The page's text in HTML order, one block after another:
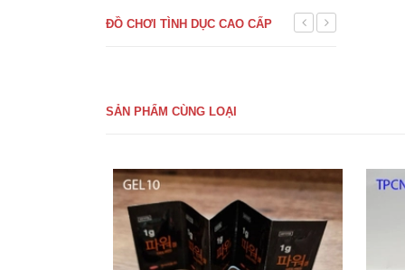
ĐỒ CHƠI TÌNH DỤC CAO CẤP
SẢN PHẨM CÙNG LOẠI